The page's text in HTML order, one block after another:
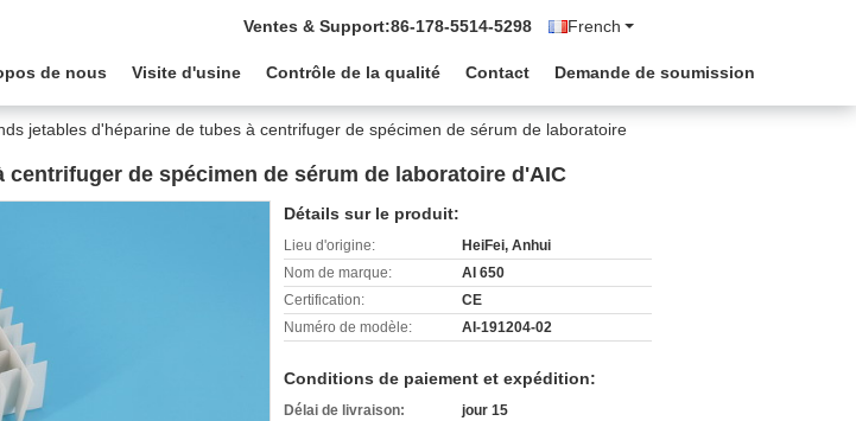
French
Ventes & Support:86-178-5514-5298
de nous Visite d'usine Contrôle de la qualité Contact Demande de soumission
jetables d'héparine de tubes à centrifuger de spécimen de sérum de laboratoire
de spécimen de sérum de laboratoire d'AIC
Détails sur le produit:
Lieu d'origine:
HeiFei, Anhui
Nom de marque:
AI 650
Certification:
CE
Numéro de modèle:
AI-191204-02
Conditions de paiement et expédition:
Délai de livraison:
jour 15